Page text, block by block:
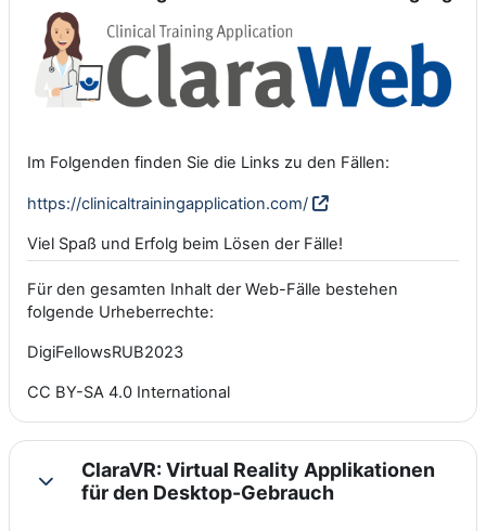
Im Folgenden finden Sie die Links zu den Fällen:
https://clinicaltrainingapplication.com/
Viel Spaß und Erfolg beim Lösen der Fälle!
Für den gesamten Inhalt der Web-Fälle bestehen
folgende Urheberrechte:
DigiFellowsRUB2023
CC BY-SA 4.0 International
Einklappen
ClaraVR: Virtual Reality Applikationen
für den Desktop-Gebrauch